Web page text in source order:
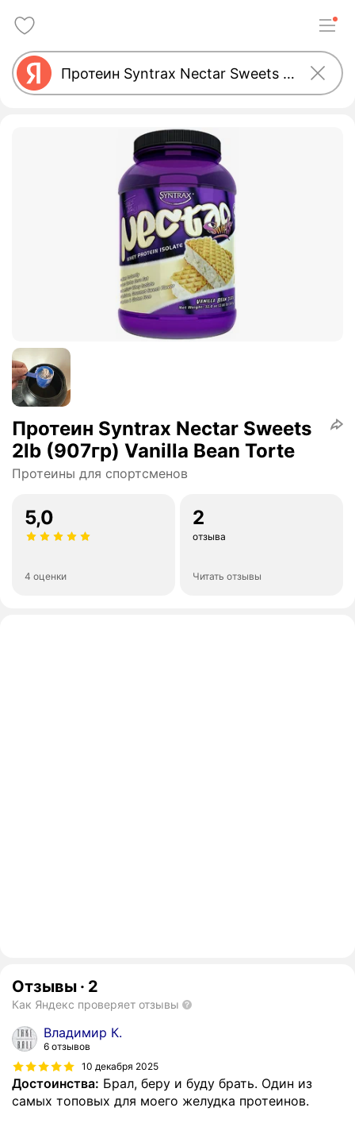
Протеин Syntrax Nectar Sweets
2lb (907гр) Vanilla Bean Torte
Протеины для спортсменов
5,0
4 оценки
2
отзыва
Читать отзывы
Отзывы · 2
Как Яндекс проверяет отзывы
Владимир К.
6 отзывов
10 декабря 2025
Достоинства: Брал, беру и буду брать. Один из
самых топовых для моего желудка протеинов.